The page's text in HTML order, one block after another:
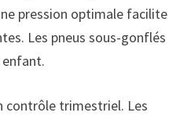
pression optimale facilite
Les pneus sous-gonflés
contrôle trimestriel. Les